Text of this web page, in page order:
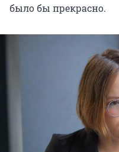
было бы прекрасно.